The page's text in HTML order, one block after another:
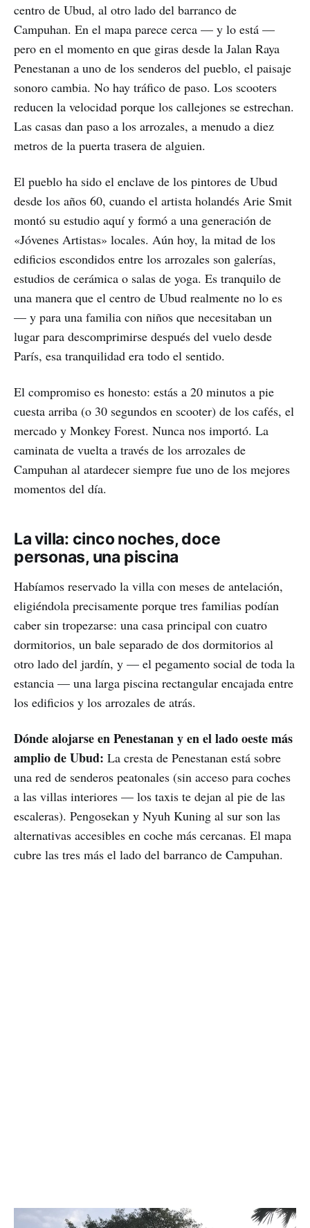
centro de Ubud, al otro lado del barranco de
Campuhan. En el mapa parece cerca — y lo está —
pero en el momento en que giras desde la Jalan Raya
Penestanan a uno de los senderos del pueblo, el paisaje
sonoro cambia. No hay tráfico de paso. Los scooters
reducen la velocidad porque los callejones se estrechan.
Las casas dan paso a los arrozales, a menudo a diez
metros de la puerta trasera de alguien.
El pueblo ha sido el enclave de los pintores de Ubud
desde los años 60, cuando el artista holandés Arie Smit
montó su estudio aquí y formó a una generación de
«Jóvenes Artistas» locales. Aún hoy, la mitad de los
edificios escondidos entre los arrozales son galerías,
estudios de cerámica o salas de yoga. Es tranquilo de
una manera que el centro de Ubud realmente no lo es
— y para una familia con niños que necesitaban un
lugar para descomprimirse después del vuelo desde
París, esa tranquilidad era todo el sentido.
El compromiso es honesto: estás a 20 minutos a pie
cuesta arriba (o 30 segundos en scooter) de los cafés, el
mercado y Monkey Forest. Nunca nos importó. La
caminata de vuelta a través de los arrozales de
Campuhan al atardecer siempre fue uno de los mejores
momentos del día.
La villa: cinco noches, doce
personas, una piscina
Habíamos reservado la villa con meses de antelación,
eligiéndola precisamente porque tres familias podían
caber sin tropezarse: una casa principal con cuatro
dormitorios, un bale separado de dos dormitorios al
otro lado del jardín, y — el pegamento social de toda la
estancia — una larga piscina rectangular encajada entre
los edificios y los arrozales de atrás.
Dónde alojarse en Penestanan y en el lado oeste más
amplio de Ubud: La cresta de Penestanan está sobre
una red de senderos peatonales (sin acceso para coches
a las villas interiores — los taxis te dejan al pie de las
escaleras). Pengosekan y Nyuh Kuning al sur son las
alternativas accesibles en coche más cercanas. El mapa
cubre las tres más el lado del barranco de Campuhan.